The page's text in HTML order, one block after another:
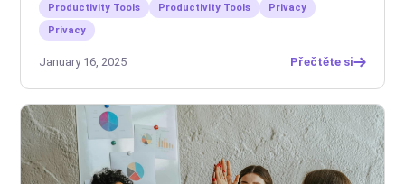
Productivity Tools
Productivity Tools
Privacy
Privacy
January 16, 2025 Přečtěte si